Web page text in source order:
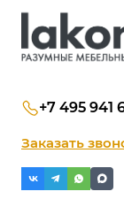
+7 495 941
Заказать